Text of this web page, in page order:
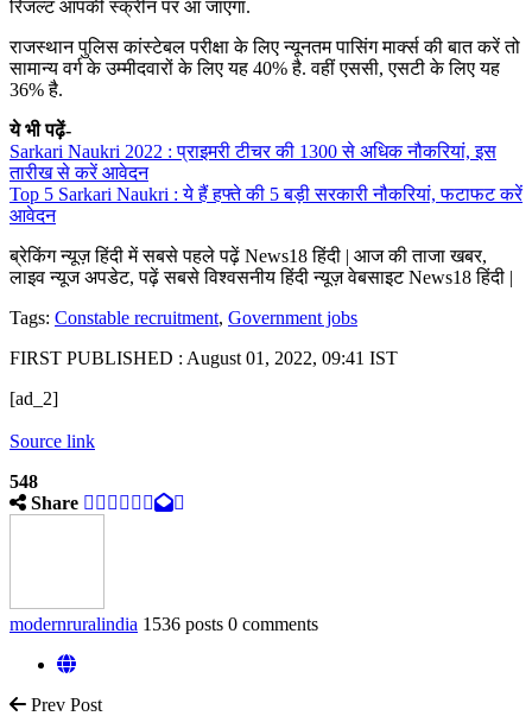
रिजल्ट आपकी स्क्रीन पर आ जाएगा.
राजस्थान पुलिस कांस्टेबल परीक्षा के लिए न्यूनतम पासिंग मार्क्स की बात करें तो
सामान्य वर्ग के उम्मीदवारों के लिए यह 40% है. वहीं एससी, एसटी के लिए यह
36% है.
ये भी पढ़ें-
Sarkari Naukri 2022 : प्राइमरी टीचर की 1300 से अधिक नौकरियां, इस
तारीख से करें आवेदन
Top 5 Sarkari Naukri : ये हैं हफ्ते की 5 बड़ी सरकारी नौकरियां, फटाफट करें
आवेदन
ब्रेकिंग न्यूज़ हिंदी में सबसे पहले पढ़ें News18 हिंदी | आज की ताजा खबर,
लाइव न्यूज अपडेट, पढ़ें सबसे विश्वसनीय हिंदी न्यूज़ वेबसाइट News18 हिंदी |
Tags: Constable recruitment, Government jobs
FIRST PUBLISHED : August 01, 2022, 09:41 IST
[ad_2]
Source link
548
Share
modernruralindia 1536 posts 0 comments
Prev Post